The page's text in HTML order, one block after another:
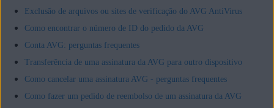
Exclusão de arquivos ou sites de verificação do AVG AntiVirus
Como encontrar o número de ID do pedido da AVG
Conta AVG: perguntas frequentes
Transferência de uma assinatura da AVG para outro dispositivo
Como cancelar uma assinatura AVG - perguntas frequentes
Como fazer um pedido de reembolso de um assinatura da AVG